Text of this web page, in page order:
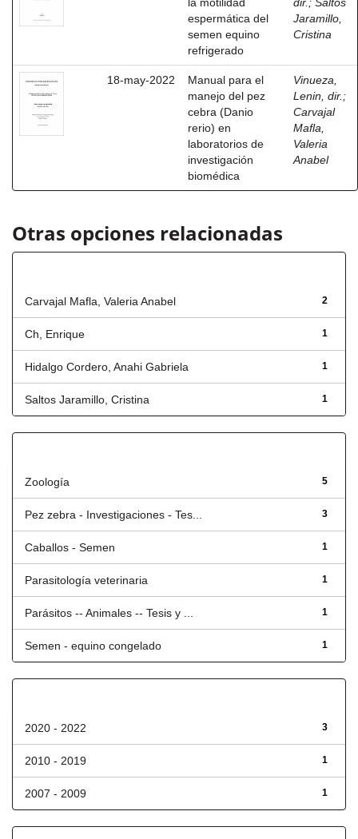
espermática del
semen equino
refrigerado
Jaramillo,
Cristina
18-may-2022
Manual para el
manejo del pez
cebra (Danio
rerio) en
laboratorios de
investigación
biomédica
Vinueza,
Lenin, dir. ;
Carvajal
Mafla,
Valeria
Anabel
Otras opciones relacionadas
2
Carvajal Mafla, Valeria Anabel
1
Ch, Enrique
1
Hidalgo Cordero, Anahi Gabriela
1
Saltos Jaramillo, Cristina
5
Zoología
3
Pez zebra - Investigaciones - Tes...
1
Caballos - Semen
1
Parasitología veterinaria
1
Parásitos -- Animales -- Tesis y ...
1
Semen - equino congelado
3
2020 - 2022
1
2010 - 2019
1
2007 - 2009